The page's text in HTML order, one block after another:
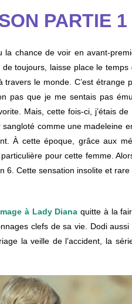
PARTIE 1
la chance de voir en avant-
de toujours, laisse place le
le monde. C’est étrange
pas que je me sentais pas
Mais, cette fois-ci, j’étais
comme une madeleine
À cette époque, grâce aux
pour cette femme.
6. Cette sensation insolite et
à Lady Diana quitte à la
clefs de sa vie. Dodi
la veille de l’accident, la